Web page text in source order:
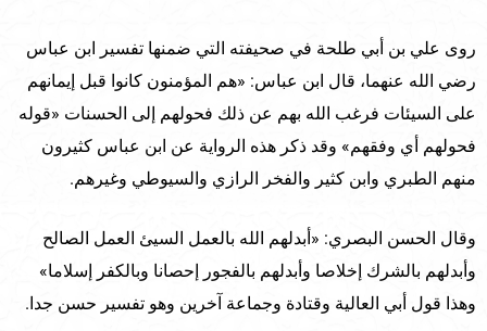
روى علي بن أبي طلحة في صحيفته التي ضمنها تفسير ابن عباس
رضي الله عنهما، قال ابن عباس: «هم المؤمنون كانوا قبل إيمانهم
على السيئات فرغب الله بهم عن ذلك فحولهم إلى الحسنات «قوله
فحولهم أي وفقهم» وقد ذكر هذه الرواية عن ابن عباس كثيرون
منهم الطبري وابن كثير والفخر الرازي والسيوطي وغيرهم.
وقال الحسن البصري: «أبدلهم الله بالعمل السيئ العمل الصالح
وأبدلهم بالشرك إخلاصا وأبدلهم بالفجور إحصانا وبالكفر إسلاما»
وهذا قول أبي العالية وقتادة وجماعة آخرين وهو تفسير حسن جدا.